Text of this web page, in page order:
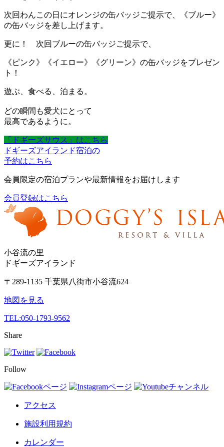
次回わんこの日にオレンジの缶バッジご提示で、《ブルー》
の缶バッジを差し上げます。
更に！ 次回ブルーの缶バッジご提示で、
《ピンク》《イエロー》《グリーン》の缶バッジをプレゼン
ト！
遊ぶ、食べる、泊まる。
どの瞬間も愛犬にとって
最高であるように。
「ドギーズサウス」はこちら
ドギーズアイランド宿泊の
予約はこちら
会員限定の宿泊プランや最新情報をお届けします
会員登録はこちら
小谷流の里
ドギーズアイランド
〒289-1135 千葉県八街市小谷流624
地図を見る
TEL:050-1793-9562
Share
Follow
アクセス
施設利用規約
カレンダー